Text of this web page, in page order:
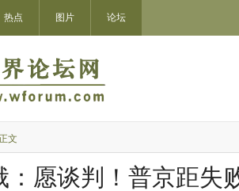
热点 图片 论坛
文
：愿谈判！普京距失